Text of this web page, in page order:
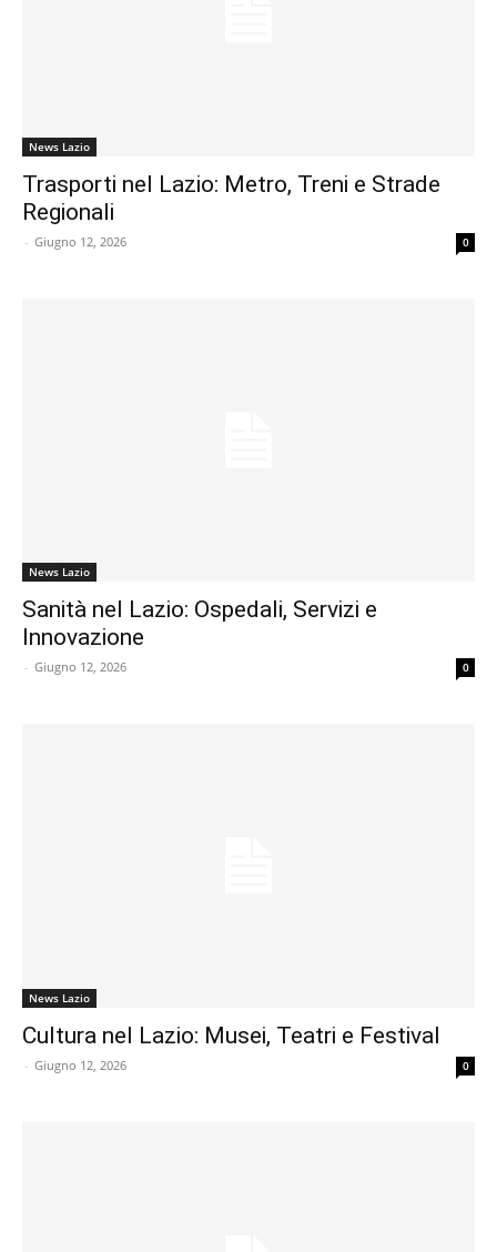
News Lazio
Trasporti nel Lazio: Metro, Treni e Strade
Regionali
- Giugno 12, 2026 0
News Lazio
Sanità nel Lazio: Ospedali, Servizi e
Innovazione
- Giugno 12, 2026 0
News Lazio
Cultura nel Lazio: Musei, Teatri e Festival
- Giugno 12, 2026 0